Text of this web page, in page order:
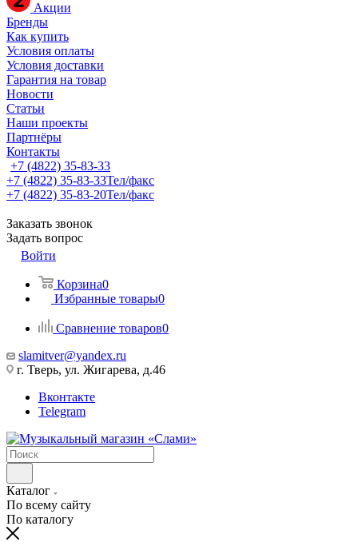
Акции
Бренды
Как купить
Условия оплаты
Условия доставки
Гарантия на товар
Новости
Статьи
Наши проекты
Партнёры
Контакты
+7 (4822) 35-83-33
+7 (4822) 35-83-33Тел/факс
+7 (4822) 35-83-20Тел/факс
Заказать звонок
Задать вопрос
Войти
Корзина0
Избранные товары0
Сравнение товаров0
slamitver@yandex.ru
г. Тверь, ул. Жигарева, д.46
Вконтакте
Telegram
Каталог
По всему сайту
По каталогу